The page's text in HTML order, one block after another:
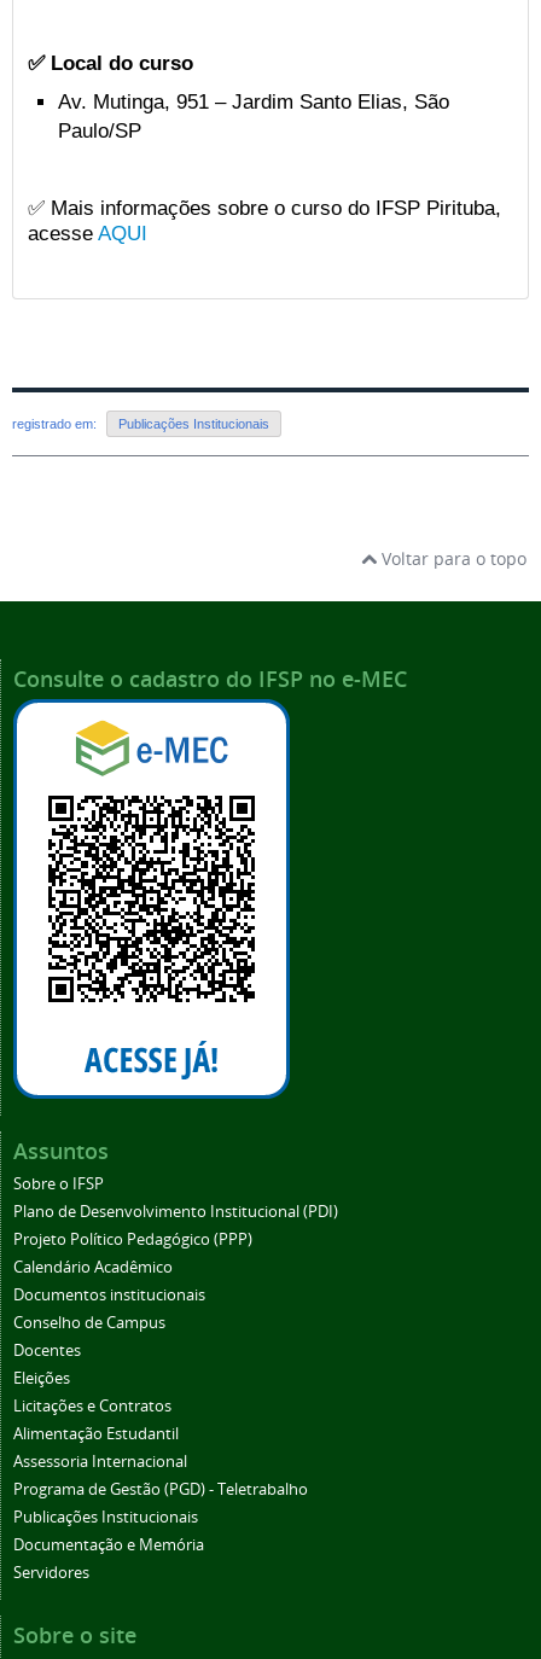
✅ Local do curso
Av. Mutinga, 951 – Jardim Santo Elias, São
Paulo/SP
✅ Mais informações sobre o curso do IFSP Pirituba,
acesse AQUI
registrado em: Publicações Institucionais
Voltar para o topo
Consulte o cadastro do IFSP no e-MEC
Assuntos
Sobre o IFSP
Plano de Desenvolvimento Institucional (PDI)
Projeto Político Pedagógico (PPP)
Calendário Acadêmico
Documentos institucionais
Conselho de Campus
Docentes
Eleições
Licitações e Contratos
Alimentação Estudantil
Assessoria Internacional
Programa de Gestão (PGD) - Teletrabalho
Publicações Institucionais
Documentação e Memória
Servidores
Sobre o site